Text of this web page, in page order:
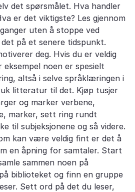
det spørsmålet. Hva handler
er det viktigste? Les gjennom
uten å stoppe ved
på et senere tidspunkt.
deg. Hvis du er veldig
noen er spesielt
altså i selve språklæringen i
litteratur til det. Kjøp tusjer
og marker verbene,
marker, sett ring rundt
til subjeksjonene og så videre.
kan være veldig fint er det å
en åpning for samtaler. Start
sammen noen på
biblioteket og finn en gruppe
Sett ord på det du leser,